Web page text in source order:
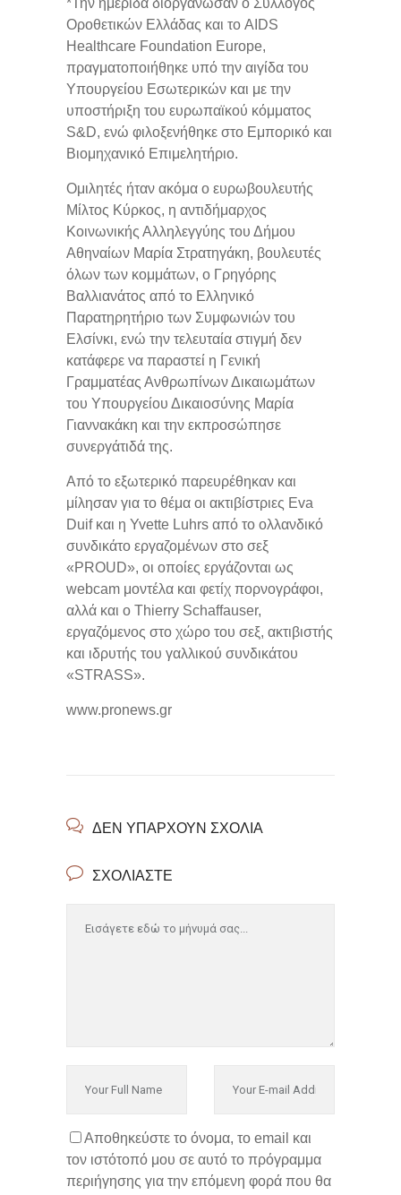
*Την ημερίδα διοργάνωσαν ο Σύλλογος
Οροθετικών Ελλάδας και το AIDS
Healthcare Foundation Europe,
πραγματοποιήθηκε υπό την αιγίδα του
Υπουργείου Εσωτερικών και με την
υποστήριξη του ευρωπαϊκού κόμματος
S&D, ενώ φιλοξενήθηκε στο Εμπορικό και
Βιομηχανικό Επιμελητήριο.
Ομιλητές ήταν ακόμα ο ευρωβουλευτής
Μίλτος Κύρκος, η αντιδήμαρχος
Κοινωνικής Αλληλεγγύης του Δήμου
Αθηναίων Μαρία Στρατηγάκη, βουλευτές
όλων των κομμάτων, ο Γρηγόρης
Βαλλιανάτος από το Ελληνικό
Παρατηρητήριο των Συμφωνιών του
Ελσίνκι, ενώ την τελευταία στιγμή δεν
κατάφερε να παραστεί η Γενική
Γραμματέας Ανθρωπίνων Δικαιωμάτων
του Υπουργείου Δικαιοσύνης Μαρία
Γιαννακάκη και την εκπροσώπησε
συνεργάτιδά της.
Από το εξωτερικό παρευρέθηκαν και
μίλησαν για το θέμα οι ακτιβίστριες Eva
Duif και η Yvette Luhrs από το ολλανδικό
συνδικάτο εργαζομένων στο σεξ
«PROUD», οι οποίες εργάζονται ως
webcam μοντέλα και φετίχ πορνογράφοι,
αλλά και ο Thierry Schaffauser,
εργαζόμενος στο χώρο του σεξ, ακτιβιστής
και ιδρυτής του γαλλικού συνδικάτου
«STRASS».
www.pronews.gr
ΔΕΝ ΥΠΆΡΧΟΥΝ ΣΧΌΛΙΑ
ΣΧΟΛΙΆΣΤΕ
Αποθηκεύστε το όνομα, το email και
τον ιστότοπό μου σε αυτό το πρόγραμμα
περιήγησης για την επόμενη φορά που θα